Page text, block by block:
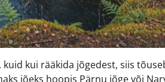
kui rääkida jõgedest, siis
jõeks hoopis Pärnu jõge või